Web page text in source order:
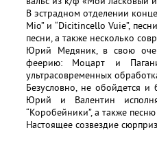
В эстрадном отделении
Mio” и “Dicitincello Vuie”,
песни, а также несколько
Юрий Медяник, в свою
феерию: Моцарт и
ультрасовременных
Безусловно, не обойдется
Юрий и Валентин
“Коробейники”, а также
Настоящее созвездие